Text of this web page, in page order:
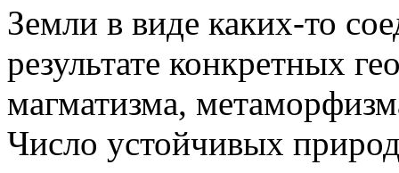
Земли в виде каких-то
результате конкретных
магматизма,
Число устойчивых